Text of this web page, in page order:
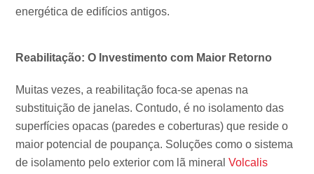
energética de edifícios antigos.
Reabilitação: O Investimento com Maior Retorno
Muitas vezes, a reabilitação foca-se apenas na
substituição de janelas. Contudo, é no isolamento das
superfícies opacas (paredes e coberturas) que reside o
maior potencial de poupança. Soluções como o sistema
de isolamento pelo exterior com lã mineralVolcalis